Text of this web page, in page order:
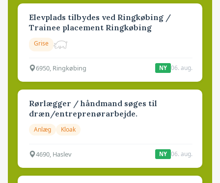
Elevplads tilbydes ved Ringkøbing /
Trainee placement Ringkøbing
Grise
6950, Ringkøbing NY 06. aug.
Rørlægger / håndmand søges til
dræn/entreprenørarbejde.
Anlæg Kloak
4690, Haslev NY 06. aug.